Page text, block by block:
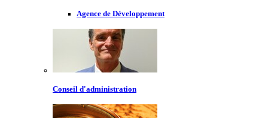
Agence de Développement
Conseil d'administration